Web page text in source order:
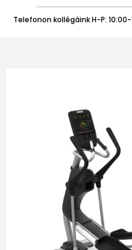
Telefonon kollégáink H-P: